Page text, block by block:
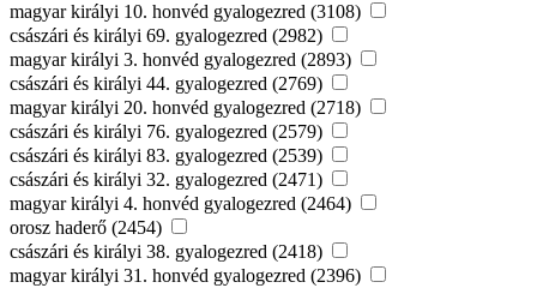
magyar királyi 10. honvéd gyalogezred (3108)
császári és királyi 69. gyalogezred (2982)
magyar királyi 3. honvéd gyalogezred (2893)
császári és királyi 44. gyalogezred (2769)
magyar királyi 20. honvéd gyalogezred (2718)
császári és királyi 76. gyalogezred (2579)
császári és királyi 83. gyalogezred (2539)
császári és királyi 32. gyalogezred (2471)
magyar királyi 4. honvéd gyalogezred (2464)
orosz haderő (2454)
császári és királyi 38. gyalogezred (2418)
magyar királyi 31. honvéd gyalogezred (2396)